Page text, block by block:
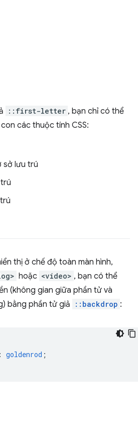
::first-letter , bạn chỉ có thể
các thuộc tính CSS:
sở lưu trú
thị ở chế độ toàn màn hình,
hoặc <video> , bạn có thể
(không gian giữa phần tử và
bằng phần tử giả
::backdrop :
: goldenrod ;